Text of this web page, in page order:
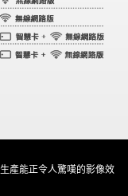
產能正令人驚嘆的影像效